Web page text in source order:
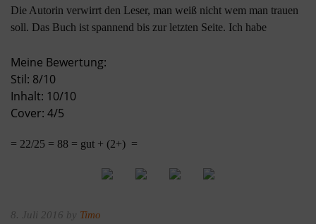
Die Autorin verwirrt den Leser, man weiß nicht wem man trauen
soll. Das Buch ist spannend bis zur letzten Seite. Ich habe
Gedanken des Versagens, der schlimmste. Genau dieses Thema
wurde hier fabelhaft umgesetzt. Das Buch lies sich fast flüssig
lesen und war genial geschrieben. Der Stil riss mit. Estelle wurde
glaubwürdig vorgestellt, so muss ein guter Thriller sein.
Das Cover ist schlicht gehalten.
Meine Bewertung:
Stil: 8/10
Inhalt: 10/10
Cover: 4/5
= 22/25 = 88 = gut + (2+) =
8. Juli 2016 by Timo